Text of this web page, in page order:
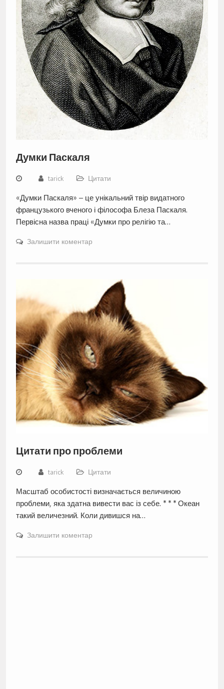
Думки Паскаля
tarick Цитати
«Думки Паскаля» – це унікальний твір видатного
французького вченого і філософа Блеза Паскаля.
Первісна назва праці «Думки про релігію та…
Залишити коментар
Цитати про проблеми
tarick Цитати
Масштаб особистості визначається величиною
проблеми, яка здатна вивести вас із себе. * * * Океан
такий величезний. Коли дивишся на…
Залишити коментар